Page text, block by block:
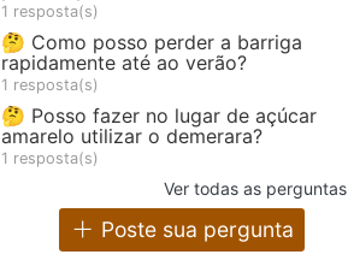
1 resposta(s)
🤔 Como posso perder a barriga
rapidamente até ao verão?
1 resposta(s)
🤔 Posso fazer no lugar de açúcar
amarelo utilizar o demerara?
1 resposta(s)
Ver todas as perguntas
Poste sua pergunta